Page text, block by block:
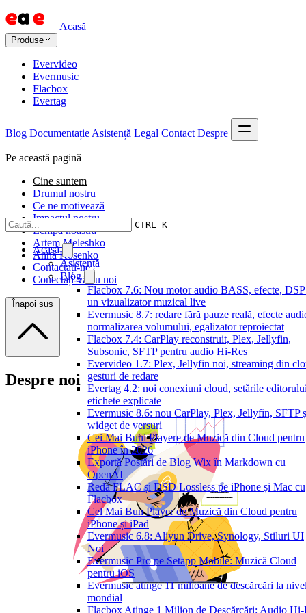
Acasă
Produse
Evervideo
Evermusic
Flacbox
Evertag
Blog Documentație Asistență Legal Contact Despre
CTRL K
Acasă
Asistență
Blog
Flacbox 7.6: Nou motor audio BASS, efecte,
un vizualizator muzical live
Evermusic 8.7: redare fără pauze reală, efecte
normalizarea volumului, egalizator reproiectat
Flacbox 7.4: CarPlay reconstruit, Plex, Jellyfin,
Subsonic, SFTP pentru audio Hi-Res
Evervideo 1.7: Plex, Jellyfin noi, streaming din
gesturi de redare
Evertag 4.2: noi conexiuni cloud, setările
etichete explicate
Evermusic 8.6: nou CarPlay, Plex, Jellyfin, SFTP
widget de versuri
Cei Mai Buni Playere de Muzică din Cloud pentru
iPhone în 2026
Exportă Postări de Blog Wix în Markdown cu
OpenAI
Redă FLAC și DSD Lossless pe iPhone și Mac cu
Flacbox
Cel Mai Bun Player de Muzică din Cloud pentru
iPhone și iPad
Evermusic 6.8: Aliyun Drive, Synology, Stiluri UI
Noi
Evermusic Pro pe Setapp Mobile: Muzică Cloud
pentru iOS
Evermusic atinge 11 milioane de descărcări la
mondial
Flacbox Atinge 1 Milion de Descărcări: Audio Hi-
Pe această pagină
Cine suntem
Drumul nostru
Ce ne motivează
Impactul nostru
Echipa noastră
Artem Meleshko
Anna Kosenko
Contactați-ne
Conectați-vă cu noi
Înapoi sus
Despre noi